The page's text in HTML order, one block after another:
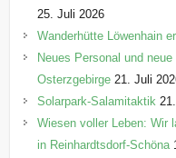
25. Juli 2026
Wanderhütte Löwenhain
Neues Personal und
Osterzgebirge 21. Juli
Solarpark-Salamitaktik
Wiesen voller Leben: Wir
in Reinhardtsdorf-Schöna